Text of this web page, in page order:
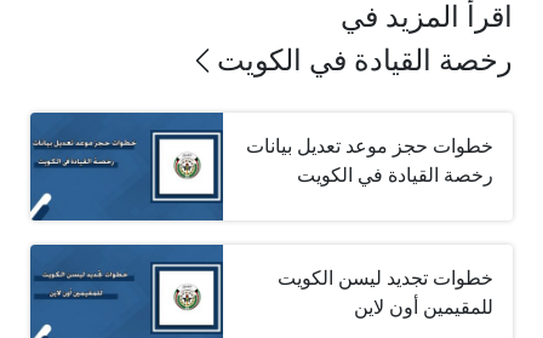
اقرأ المزيد في
رخصة القيادة في الكويت
خطوات حجز موعد تعديل بيانات
رخصة القيادة في الكويت
خطوات تجديد ليسن الكويت
للمقيمين أون لاين